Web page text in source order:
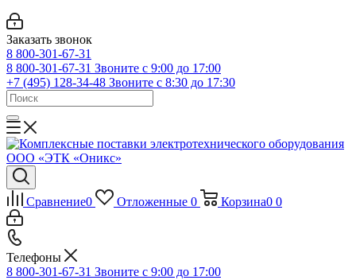
Заказать звонок
8 800-301-67-31
8 800-301-67-31 Звоните с 9:00 до 17:00
+7 (495) 128-34-48 Звоните с 8:30 до 17:30
Сравнение0 Отложенные 0 Корзина0 0
Телефоны
8 800-301-67-31 Звоните с 9:00 до 17:00